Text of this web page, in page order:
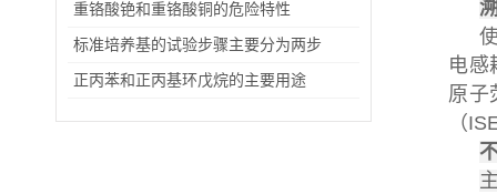
重铬酸铯和重铬酸铜的危险特性
标准培养基的试验步骤主要分为两步
正丙苯和正丙基环戊烷的主要用途
电感
原子
（